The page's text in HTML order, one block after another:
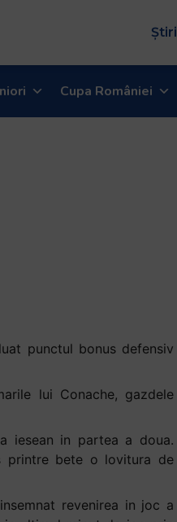
Știri
Cupa României
punctul bonus defensiv
lui Conache, gazdele
iesean in partea a doua.
printre bete o lovitura de
revenirea in joc a